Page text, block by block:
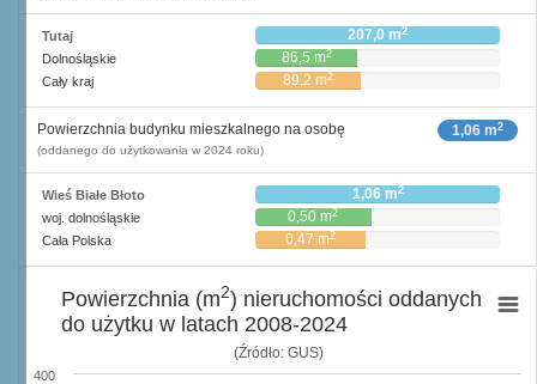
Tutaj 207,0 m2
Dolnośląskie 86,5 m2
Cały kraj 89,2 m2
1,06 m2
Powierzchnia budynku mieszkalnego na osobę
(oddanego do użytkowania w 2024 roku)
Wieś Białe Błoto 1,06 m2
woj. dolnośląskie 0,50 m2
Cała Polska 0,47 m2
(Źródło: GUS)
400
Powierzchnia (m2) nieruchomości oddanych
do użytku w latach 2008-2024